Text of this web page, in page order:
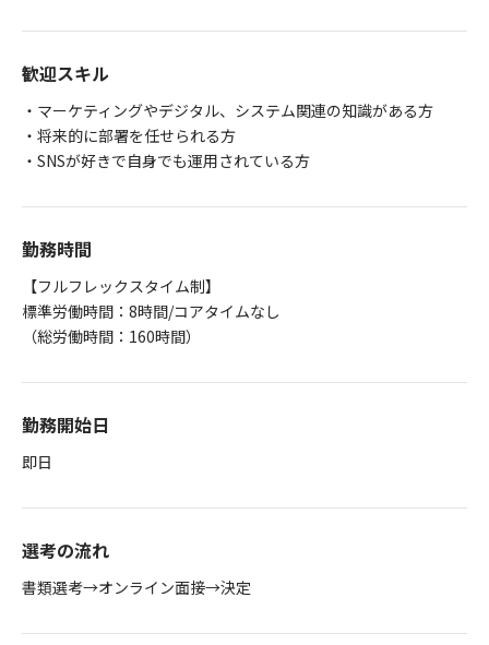
歓迎スキル
・マーケティングやデジタル、システム関連の知識がある方
・将来的に部署を任せられる方
・SNSが好きで自身でも運用されている方
勤務時間
【フルフレックスタイム制】
標準労働時間：8時間/コアタイムなし
（総労働時間：160時間）
勤務開始日
即日
選考の流れ
書類選考→オンライン面接→決定